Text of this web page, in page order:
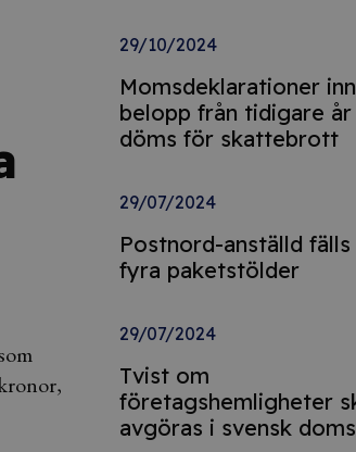
29/10/2024
Momsdeklarationer
belopp från tidigare år
döms för skattebrott
29/07/2024
Postnord-anställd
fyra paketstölder
29/07/2024
Tvist om
företagshemligheter
avgöras i svensk